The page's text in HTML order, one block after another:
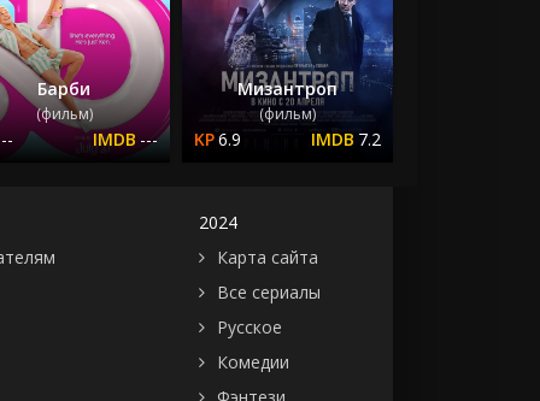
Барби
(фильм)
---
Мизантроп
(фильм)
6.9 7.2
2024
Карта сайта
Все сериалы
Русское
Комедии